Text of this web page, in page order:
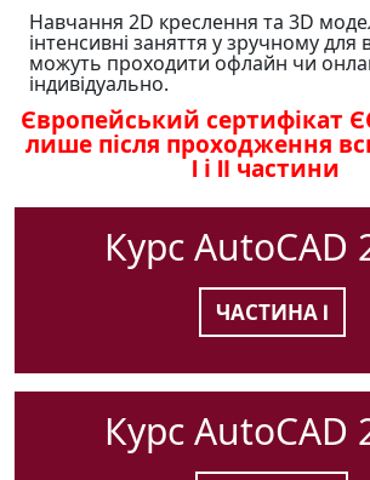
Навчання 2D креслення та 3D
інтенсивні заняття у зручному для
можуть проходити офлайн чи
індивідуально.
Європейський сертифікат
лише після проходження
Ⅰ і Ⅱ частини
Курс AutoCAD
ЧАСТИНА Ⅰ
Курс AutoCAD